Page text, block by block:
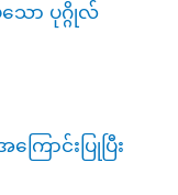
ော ပုဂ္ဂိုလ်
ောင်းပြုပြီး